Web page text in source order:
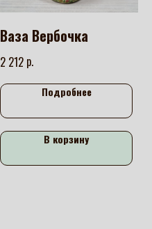
Ваза Вербочка
2 212 р.
Подробнее
В корзину